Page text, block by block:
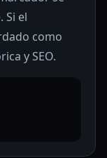
Si el
como
y SEO.